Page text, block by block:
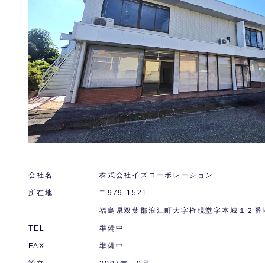
会社名 株式会社イズコーポレーション
所在地 〒979-1521
福島県双葉郡浪江町大字権現堂字本城１２番
TEL 準備中
FAX 準備中